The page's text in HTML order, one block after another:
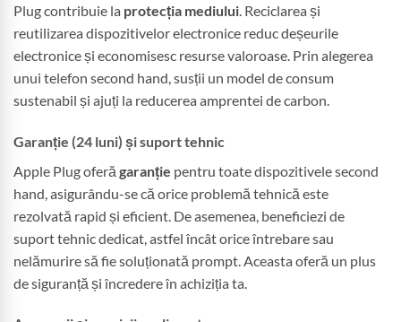
Plug contribuie la protecția mediului . Reciclarea și
reutilizarea dispozitivelor electronice reduc deșeurile
electronice și economisesc resurse valoroase. Prin alegerea
unui telefon second hand, susții un model de consum
sustenabil și ajuți la reducerea amprentei de carbon.
Garanție (24 luni) și suport tehnic
Apple Plug oferă garanție pentru toate dispozitivele second
hand, asigurându-se că orice problemă tehnică este
rezolvată rapid și eficient. De asemenea, beneficiezi de
suport tehnic dedicat, astfel încât orice întrebare sau
nelămurire să fie soluționată prompt. Aceasta oferă un plus
de siguranță și încredere în achiziția ta.